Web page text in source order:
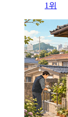
1위